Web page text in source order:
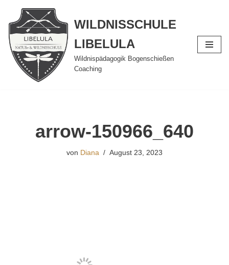
Zum
Inhalt
springen
WILDNISSCHULE
LIBELULA
Wildnispädagogik Bogenschießen
Coaching
arrow-150966_640
von Diana August 23, 2023